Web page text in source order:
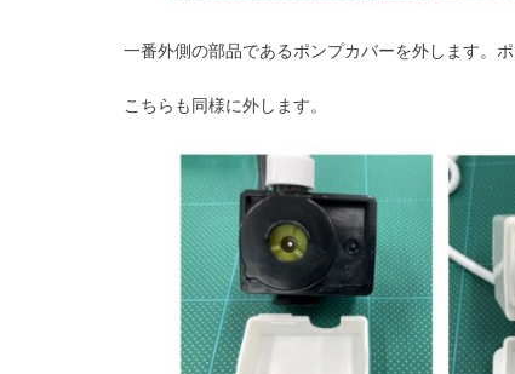
一番外側の部品であるポンプカバーを外します。
こちらも同様に外します。